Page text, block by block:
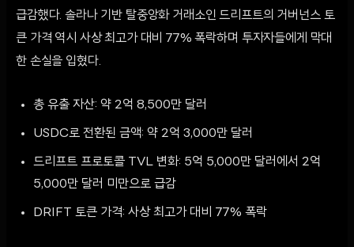
급감했다. 솔라나 기반 탈중앙화 거래소인 드리프트의 거버넌스 토
큰 가격 역시 사상 최고가 대비 77% 폭락하며 투자자들에게 막대
한 손실을 입혔다.
총 유출 자산: 약 2억 8,500만 달러
USDC로 전환된 금액: 약 2억 3,000만 달러
드리프트 프로토콜 TVL 변화: 5억 5,000만 달러에서 2억
5,000만 달러 미만으로 급감
DRIFT 토큰 가격: 사상 최고가 대비 77% 폭락